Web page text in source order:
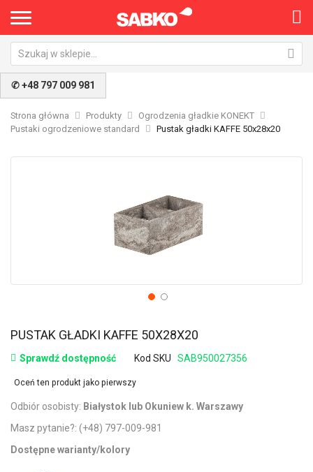
✆ +48 797 009 981
Strona główna Produkty
Ogrodzenia gładkie KONEKT
Pustaki ogrodzeniowe standard
Pustak gładki KAFFE 50x28x20
PUSTAK GŁADKI KAFFE 50X28X20
Sprawdź dostępność Kod SKU SAB950027356
Oceń ten produkt jako pierwszy
Odbiór osobisty: Białystok lub Okuniew k. Warszawy
Masz pytanie?: (+48) 797-009-981
Dostępne warianty/kolory